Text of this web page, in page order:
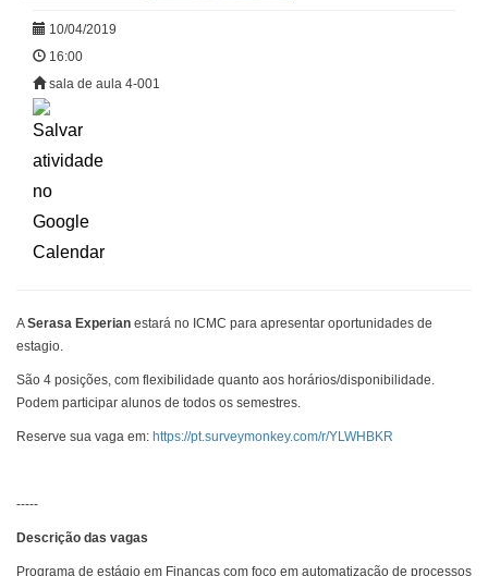
10/04/2019
16:00
sala de aula 4-001
ASerasa Experian estará no ICMC para apresentar oportunidades de
estagio.
São 4 posições, com flexibilidade quanto aos horários/disponibilidade.
Podem participar alunos de todos os semestres.
Reserve sua vaga em: https://pt.surveymonkey.com/r/YLWHBKR
-----
Descrição das vagas
Programa de estágio em Finanças com foco em automatização de processos